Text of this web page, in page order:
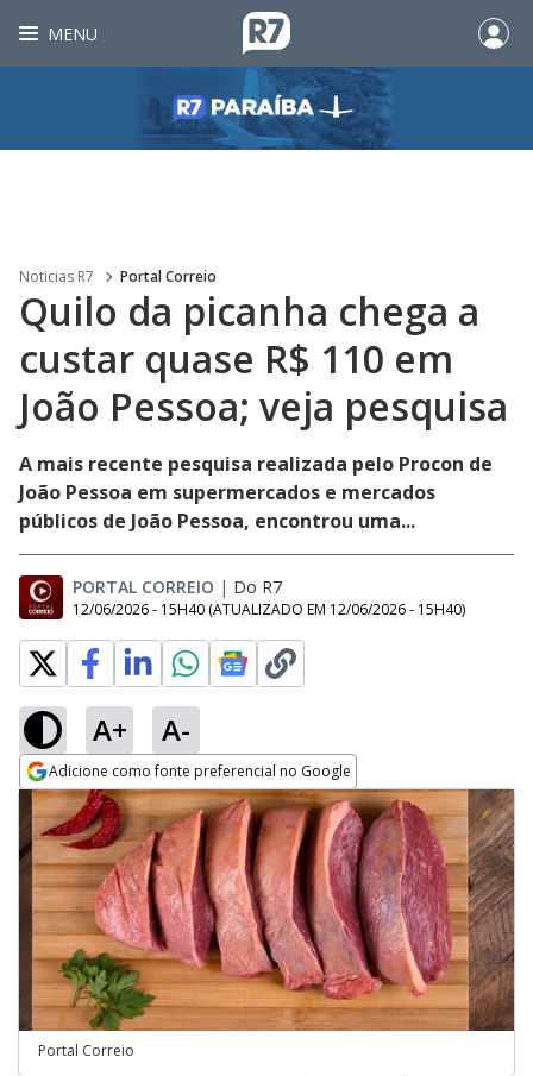
MENU
Noticias R7 Portal Correio
Quilo da picanha chega a
custar quase R$ 110 em
João Pessoa; veja pesquisa
A mais recente pesquisa realizada pelo Procon de
João Pessoa em supermercados e mercados
públicos de João Pessoa, encontrou uma...
PORTAL CORREIO | Do R7
12/06/2026 - 15H40 (ATUALIZADO EM 12/06/2026 - 15H40)
A+ A-
Adicione como fonte preferencial no Google
Opens in new window
Portal Correio